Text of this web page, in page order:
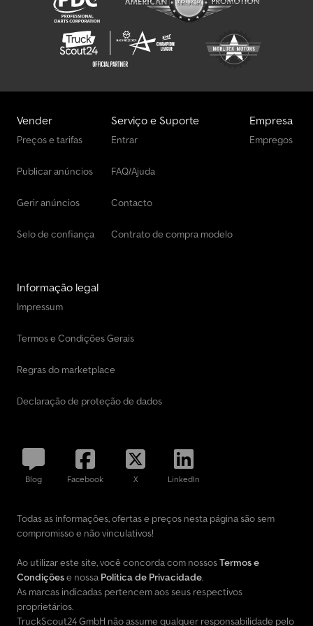
Vender
Preços e tarifas
Publicar anúncios
Gerir anúncios
Selo de confiança
Serviço e Suporte
Entrar
FAQ/Ajuda
Contacto
Contrato de compra modelo
Empresa
Empregos
Informação legal
Impressum
Termos e Condições Gerais
Regras do marketplace
Declaração de proteção de dados
Blog Facebook X LinkedIn
Todas as informações, ofertas e preços nesta página são sem
compromisso e não vinculativos!
Ao utilizar este site, você concorda com nossosTermos e
Condiçõese nossa Política de Privacidade.
As marcas indicadas pertencem aos seus respectivos
proprietários.
TruckScout24 GmbH não assume qualquer responsabilidade pelo